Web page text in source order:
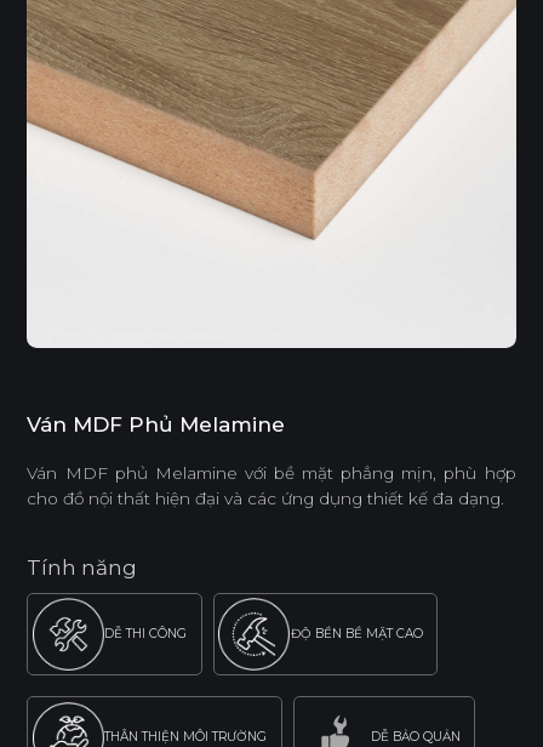
Ván MDF Phủ Melamine
Ván MDF phủ Melamine với bề mặt phẳng mịn, phù hợp
cho đồ nội thất hiện đại và các ứng dụng thiết kế đa dạng.
Tính năng
DỄ THI CÔNG ĐỘ BỀN BỀ MẶT CAO
THÂN THIỆN MÔI TRƯỜNG DỄ BẢO QUẢN